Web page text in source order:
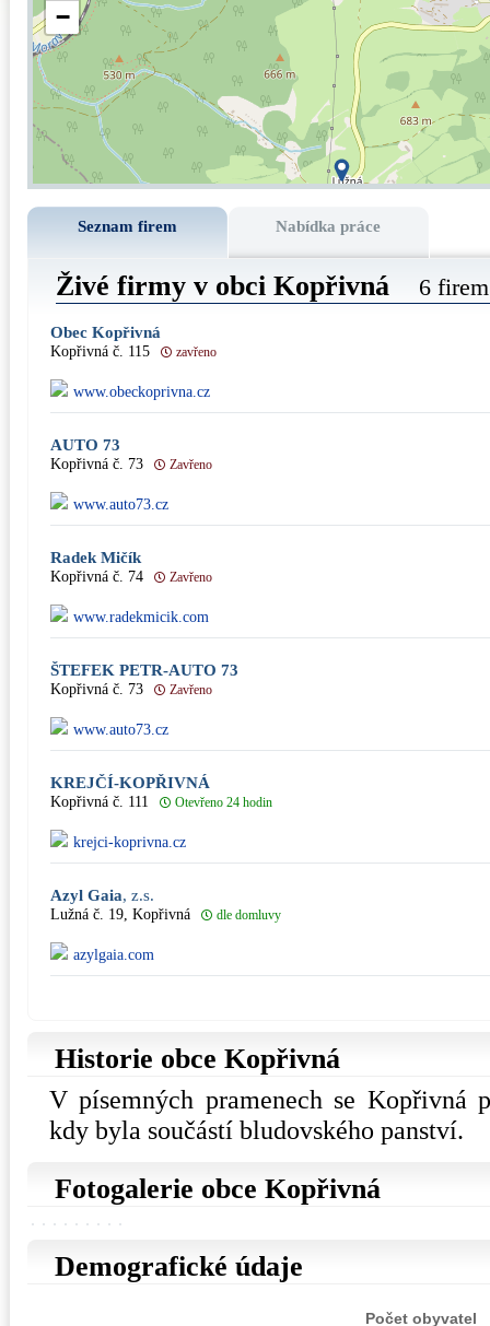
−
Seznam firem Nabídka práce
Živé firmy v obci Kopřivná 6 firem
Obec Kopřivná
Kopřivná č. 115 zavřeno
www.obeckoprivna.cz
AUTO 73
Kopřivná č. 73 Zavřeno
www.auto73.cz
Radek Mičík
Kopřivná č. 74 Zavřeno
www.radekmicik.com
ŠTEFEK PETR-AUTO 73
Kopřivná č. 73 Zavřeno
www.auto73.cz
KREJČÍ-KOPŘIVNÁ
Kopřivná č. 111 Otevřeno 24 hodin
krejci-koprivna.cz
Azyl Gaia, z.s.
Lužná č. 19, Kopřivná dle domluvy
azylgaia.com
Historie obce Kopřivná
V písemných pramenech se Kopřivná
kdy byla součástí bludovského panství.
Fotogalerie obce Kopřivná
Demografické údaje